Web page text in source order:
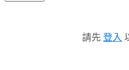
請先 登入